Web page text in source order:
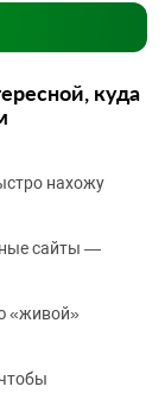
куда
нахожу
сайты —
«живой»